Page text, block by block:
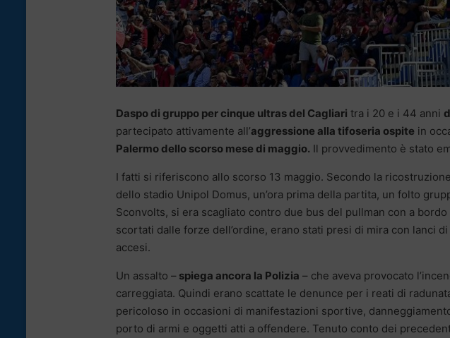
Daspo di gruppo per cinque ultras del Cagliari tra i 20 e i 44 anni
partecipato attivamente all’aggressione alla tifoseria ospite in
Palermo dello scorso mese di maggio. Il provvedimento è stato
I fatti si riferiscono allo scorso 13 maggio. Secondo la
dello stadio Unipol Domus, un’ora prima della partita, un folto
Sconvolts, si era scagliato contro due bus del pullman con a
scortati dalle forze dell’ordine, erano stati presi di mira con lanci
accesi.
Un assalto – spiega ancora la Polizia – che aveva provocato
carreggiata. Quindi erano scattate le denunce per i reati di
pericoloso in occasioni di manifestazioni sportive,
porto di armi e oggetti atti a offendere. Tenuto conto dei